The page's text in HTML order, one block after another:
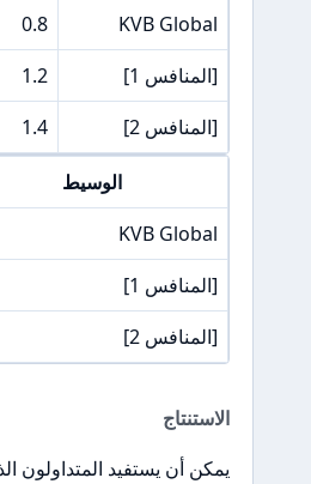
KVB Global
0.8
[المنافس 1]
1.2
[المنافس 2]
1.4
الوسيط
KVB Global
[المنافس 1]
[المنافس 2]
الاستنتاج
يمكن أن يستفيد المتداولون